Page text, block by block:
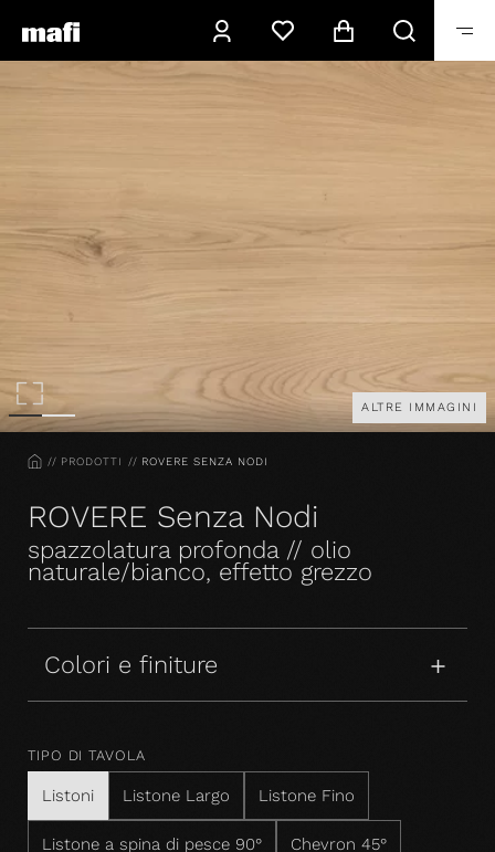
ALTRE IMMAGINI
HOMEPRODOTTI ROVERE SENZA NODI
ROVERE Senza Nodi
spazzolatura profonda // olio
naturale/bianco, effetto grezzo
Colori e finiture
TIPO DI TAVOLA
Listoni Listone Largo Listone Fino
Listone a spina di pesce 90° Chevron 45°